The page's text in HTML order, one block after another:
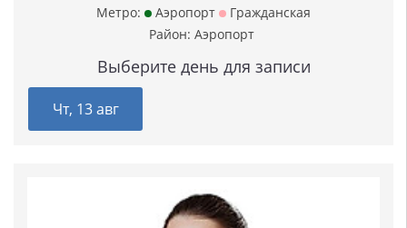
Метро:
Аэропорт
Гражданская
Район: Аэропорт
Выберите день для записи
Чт, 13 авг